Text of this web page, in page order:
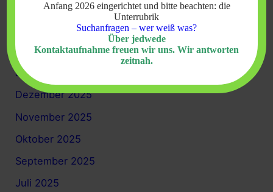
April 2026
Februar 2026
Januar 2026
Dezember 2025
November 2025
Oktober 2025
September 2025
Juli 2025
Anfang 2026 eingerichtet und bitte beachten: die
Unterrubrik
Suchanfragen – wer weiß was?
Über jedwede
Kontaktaufnahme freuen wir uns. Wir antworten
zeitnah.